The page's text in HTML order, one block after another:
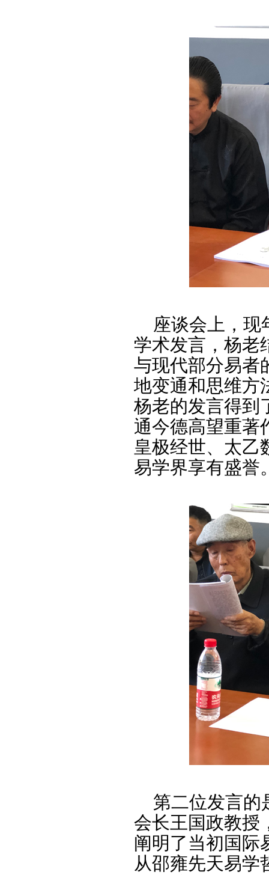
座谈会上，现
学术发言，杨老
与现代部分易者
地变通和思维方
杨老的发言得到
通今德高望重著
皇极经世、太乙
易学界享有盛誉
第二位发言的
会长王国政教授
阐明了当初国际
从邵雍先天易学